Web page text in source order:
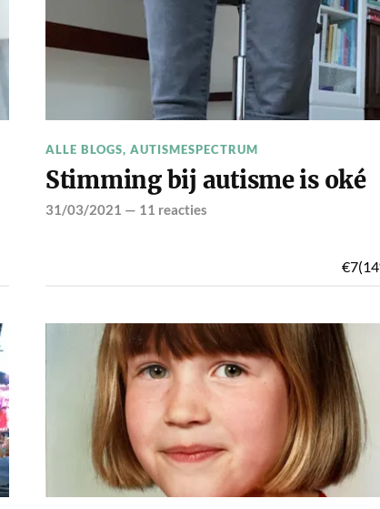
ALLE BLOGS, AUTISMESPECTRUM
Stimming bij autisme is oké
31/03/2021 — 11 reacties